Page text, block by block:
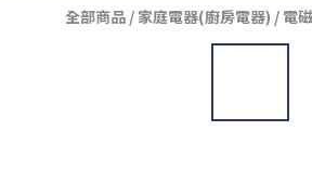
全部商品 / 家庭電器(廚房電器) / 電